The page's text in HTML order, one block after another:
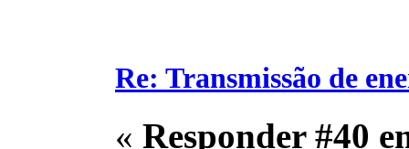
Re: Transmissão de
« Responder #40